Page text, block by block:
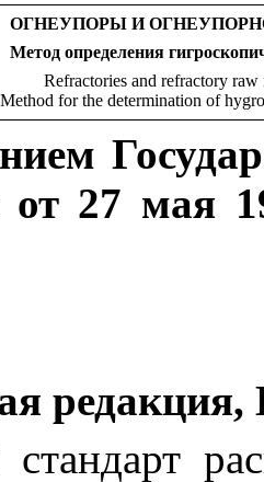
ОГНЕУПОРЫ И
Метод определения
Refractories and refractory raw
Method for the determination of
от 27 мая